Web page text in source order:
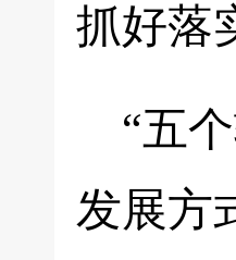
抓好落
“五
发展方